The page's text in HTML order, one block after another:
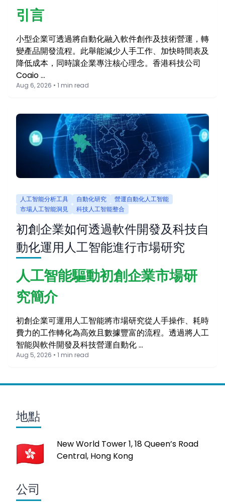
引言
小型企業可透過將自動化融入軟件創作及技術營運，轉
變產品開發流程。此舉能減少人手工作、加快時間表及
降低成本，同時讓企業專注核心理念。香港科技公司
Coaio …
Aug 6, 2026 • 1 min read
人工智能分析工具 自動化研究
營運自動化人工智能
市場人工智能洞見
科技人工智能整合
初創企業如何透過軟件開發及科技自
動化運用人工智能進行市場研究
人工智能驅動初創企業市場研
究簡介
初創企業可運用人工智能將市場研究從人手操作、耗時
費力的工作轉化為高效且數據豐富的流程。透過將人工
智能與軟件開發及科技營運自動化 …
Aug 5, 2026 • 1 min read
地點
New World Tower 1, 18 Queen’s Road
Central, Hong Kong
公司